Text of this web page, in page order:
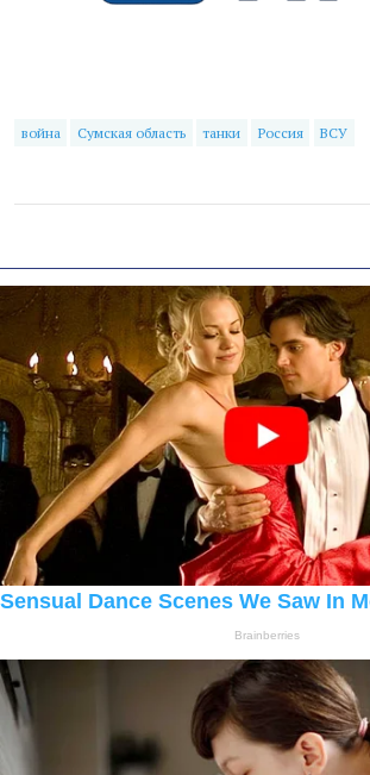
война Сумская область танки Россия ВСУ